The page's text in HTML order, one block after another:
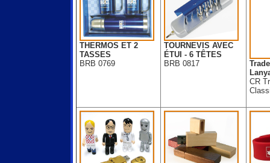
THERMOS ET 2
TASSES
BRB 0769
TOURNEVIS AVEC
ÉTUI - 6 TÊTES
BRB 0817
CR